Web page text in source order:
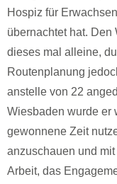
Hospiz für
übernachtet hat.
dieses mal alleine,
Routenplanung
anstelle von 22
Wiesbaden wurde er
gewonnene Zeit
anzuschauen und
Arbeit, das